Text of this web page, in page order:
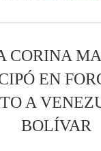
CORINA
EN
A
BOLÍVAR